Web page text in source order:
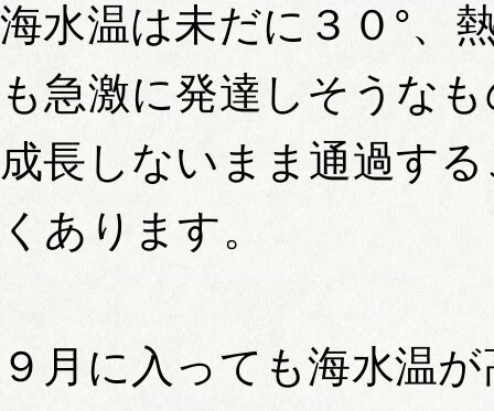
海水温は未だに３０°、
も急激に発達しそうな
成長しないまま通過す
くあります。
９月に入っても海水温